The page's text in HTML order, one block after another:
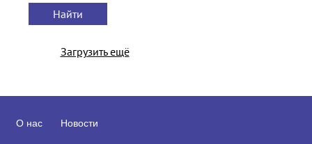
Найти
Загрузить ещё
О нас Новости